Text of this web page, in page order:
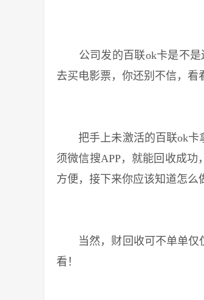
公司发的百联ok卡是不是
去买电影票，你还别不信，看
把手上未激活的百联ok卡
须微信搜APP，就能回收成
方便，接下来你应该知道怎么
当然，财回收可不单单仅仅
看！